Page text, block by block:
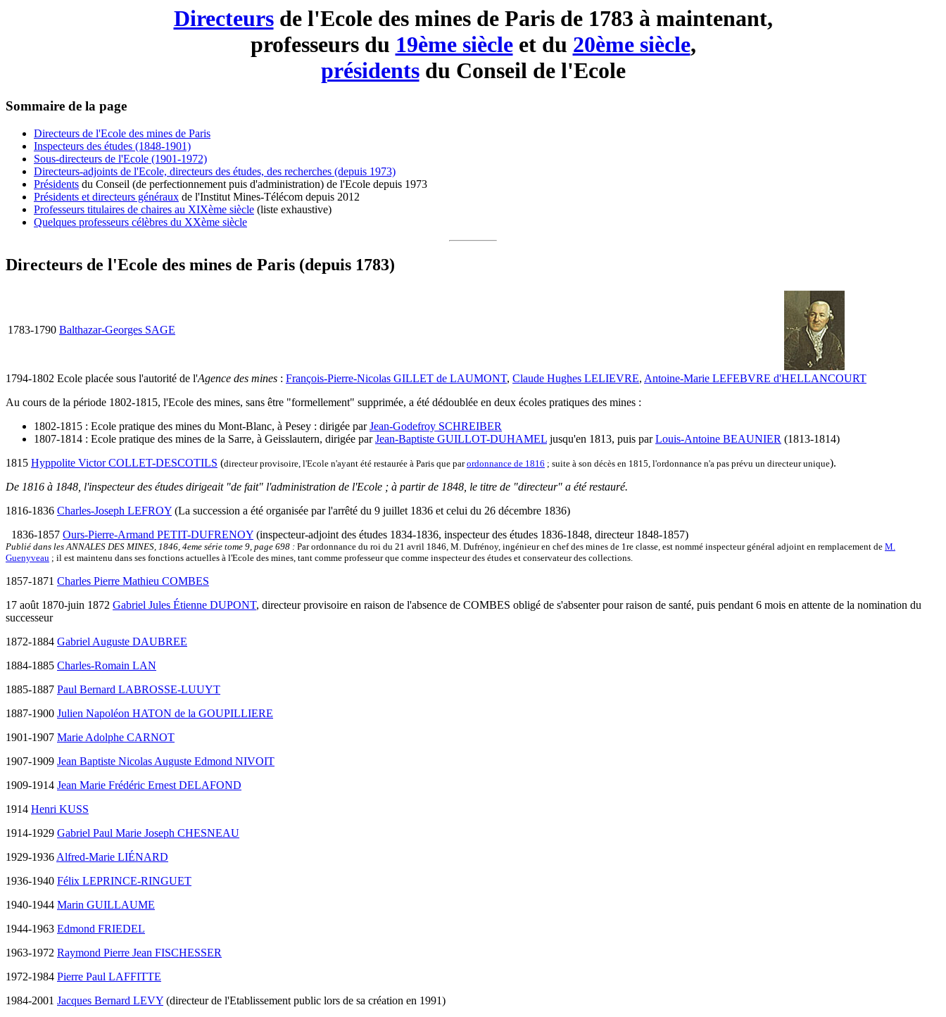
Directeursde l'Ecole des mines de Paris de 1783 à maintenant,
professeurs du 19ème siècleet du 20ème siècle,
présidentsdu Conseil de l'Ecole
Sommaire de la page
Directeurs de l'Ecole des mines de Paris
Inspecteurs des études (1848-1901)
Sous-directeurs de l'Ecole (1901-1972)
Directeurs-adjoints de l'Ecole, directeurs des études, des recherches (depuis 1973)
Présidents du Conseil (de perfectionnement puis d'administration) de l'Ecole depuis 1973
Présidents et directeurs généraux de l'Institut Mines-Télécom depuis 2012
Professeurs titulaires de chaires au XIXème siècle (liste exhaustive)
Quelques professeurs célèbres du XXème siècle
Directeurs de l'Ecole des mines de Paris (depuis 1783)
1783-1790 Balthazar-Georges SAGE
1794-1802 Ecole placée sous l'autorité de l'Agence des mines : François-Pierre-Nicolas GILLET de LAUMONT, Claude Hughes LELIEVRE, Antoine-Marie LEFEBVRE d'HELLANCOURT
Au cours de la période 1802-1815, l'Ecole des mines, sans être "formellement" supprimée, a été dédoublée en deux écoles pratiques des mines :
1802-1815 : Ecole pratique des mines du Mont-Blanc, à Pesey : dirigée parJean-Godefroy SCHREIBER
1807-1814 : Ecole pratique des mines de la Sarre, à Geisslautern, dirigée parJean-Baptiste GUILLOT-DUHAMEL jusqu'en 1813, puis parLouis-Antoine BEAUNIER (1813-1814)
1815 Hyppolite Victor COLLET-DESCOTILS (directeur provisoire, l'Ecole n'ayant été restaurée à Paris que parordonnance de 1816 ; suite à son décès en 1815, l'ordonnance n'a pas prévu un directeur unique).
De 1816 à 1848, l'inspecteur des études dirigeait "de fait" l'administration de l'Ecole ; à partir de 1848, le titre de "directeur" a été restauré.
1816-1836 Charles-Joseph LEFROY (La succession a été organisée par l'arrêté du 9 juillet 1836 et celui du 26 décembre 1836)
1836-1857 Ours-Pierre-Armand PETIT-DUFRENOY (inspecteur-adjoint des études 1834-1836, inspecteur des études 1836-1848, directeur 1848-1857)
Publié dans les ANNALES DES MINES, 1846, 4eme série tome 9, page 698 : Par ordonnance du roi du 21 avril 1846, M. Dufrénoy, ingénieur en chef des mines de 1re classe, est nommé inspecteur général adjoint en remplacement de M.
Guenyveau ; il est maintenu dans ses fonctions actuelles à l'Ecole des mines, tant comme professeur que comme inspecteur des études et conservateur des collections.
1857-1871 Charles Pierre Mathieu COMBES
17 août 1870-juin 1872 Gabriel Jules Étienne DUPONT, directeur provisoire en raison de l'absence de COMBES obligé de s'absenter pour raison de santé, puis pendant 6 mois en attente de la nomination du
successeur
1872-1884 Gabriel Auguste DAUBREE
1884-1885 Charles-Romain LAN
1885-1887 Paul Bernard LABROSSE-LUUYT
1887-1900 Julien Napoléon HATON de la GOUPILLIERE
1901-1907 Marie Adolphe CARNOT
1907-1909 Jean Baptiste Nicolas Auguste Edmond NIVOIT
1909-1914 Jean Marie Frédéric Ernest DELAFOND
1914 Henri KUSS
1914-1929 Gabriel Paul Marie Joseph CHESNEAU
1929-1936 Alfred-Marie LIÉNARD
1936-1940 Félix LEPRINCE-RINGUET
1940-1944 Marin GUILLAUME
1944-1963 Edmond FRIEDEL
1963-1972 Raymond Pierre Jean FISCHESSER
1972-1984 Pierre Paul LAFFITTE
1984-2001 Jacques Bernard LEVY (directeur de l'Etablissement public lors de sa création en 1991)